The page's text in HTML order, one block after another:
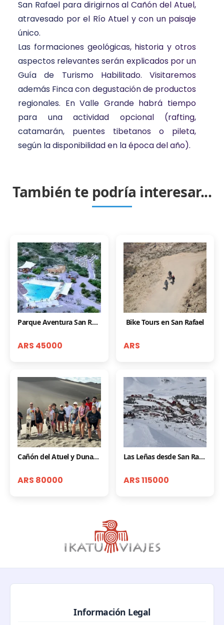
San Rafael para dirigirnos al Cañón del Atuel,
atravesado por el Río Atuel y con un paisaje
único.
Las formaciones geológicas, historia y otros
aspectos relevantes serán explicados por un
Guía de Turismo Habilitado. Visitaremos
además Finca con degustación de productos
regionales. En Valle Grande habrá tiempo
para una actividad opcional (rafting,
catamarán, puentes tibetanos o pileta,
según la disponibilidad en la época del año).
También te podría interesar...
Parque Aventura San Rafael
ARS 45000
Bike Tours en San Rafael
ARS
Cañón del Atuel y Dunas del Nihuil
ARS 80000
Las Leñas desde San Rafael
ARS 115000
Información Legal